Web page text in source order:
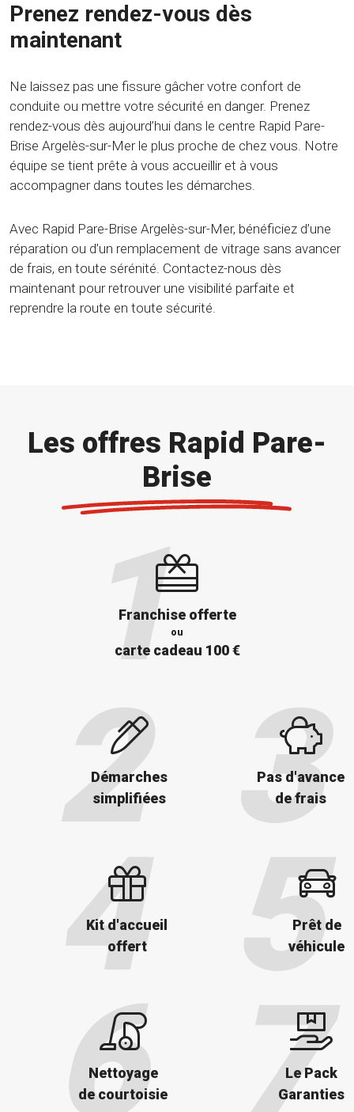
Prenez rendez-vous dès
maintenant
Ne laissez pas une fissure gâcher votre confort de
conduite ou mettre votre sécurité en danger. Prenez
rendez-vous dès aujourd’hui dans le centre Rapid Pare-
Brise Argelès-sur-Mer le plus proche de chez vous. Notre
équipe se tient prête à vous accueillir et à vous
accompagner dans toutes les démarches.
Avec Rapid Pare-Brise Argelès-sur-Mer, bénéficiez d’une
réparation ou d’un remplacement de vitrage sans avancer
de frais, en toute sérénité. Contactez-nous dès
maintenant pour retrouver une visibilité parfaite et
reprendre la route en toute sécurité.
Les offres Rapid Pare-
Brise
Franchise offerte
ou
carte cadeau 100 €
Démarches
simplifiées
Pas d'avance
de frais
Kit d'accueil
offert
Prêt de
véhicule
Nettoyage
de courtoisie
Le Pack
Garanties